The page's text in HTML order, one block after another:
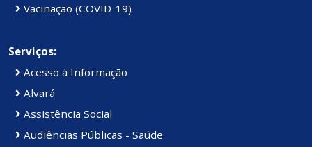
Vacinação (COVID-19)
Serviços:
Acesso à Informação
Alvará
Assistência Social
Audiências Públicas - Saúde